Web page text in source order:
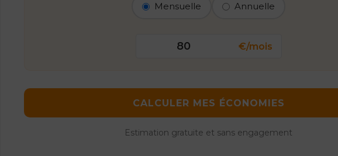
Mensuelle Annuelle
€/mois
CALCULER MES ÉCONOMIES
Estimation gratuite et sans engagement